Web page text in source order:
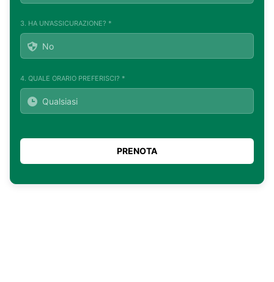
3. HA UN'ASSICURAZIONE? *
4. QUALE ORARIO PREFERISCI? *